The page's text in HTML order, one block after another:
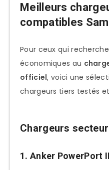
Meilleurs
compatibles
Pour ceux qui
économiques au
officiel, voici une
chargeurs tiers testés
Chargeurs
1. Anker PowerPort